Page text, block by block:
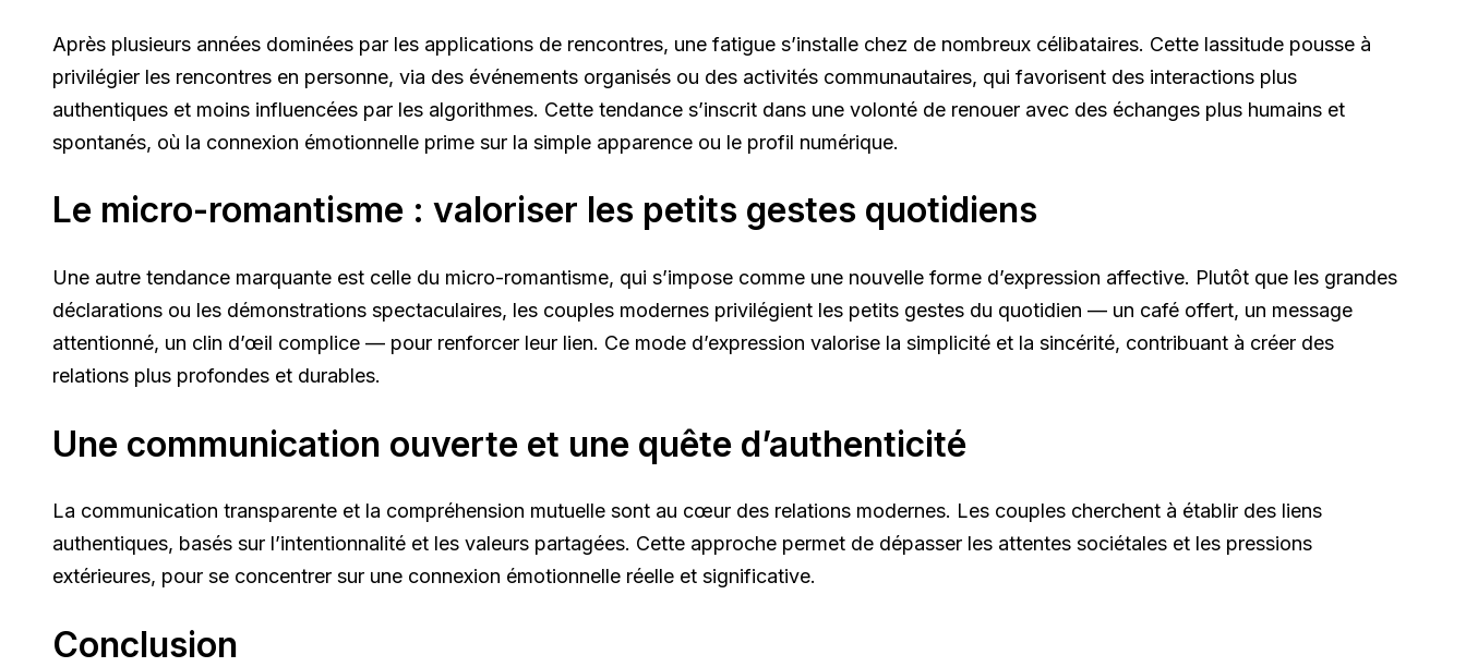
Après plusieurs années dominées par les applications de rencontres, une fatigue s’installe chez de nombreux célibataires. Cette lassitude pousse à
privilégier les rencontres en personne, via des événements organisés ou des activités communautaires, qui favorisent des interactions plus
authentiques et moins influencées par les algorithmes. Cette tendance s’inscrit dans une volonté de renouer avec des échanges plus humains et
spontanés, où la connexion émotionnelle prime sur la simple apparence ou le profil numérique.
Le micro-romantisme : valoriser les petits gestes quotidiens
Une autre tendance marquante est celle du micro-romantisme, qui s’impose comme une nouvelle forme d’expression affective. Plutôt que les grandes
déclarations ou les démonstrations spectaculaires, les couples modernes privilégient les petits gestes du quotidien — un café offert, un message
attentionné, un clin d’œil complice — pour renforcer leur lien. Ce mode d’expression valorise la simplicité et la sincérité, contribuant à créer des
relations plus profondes et durables.
Une communication ouverte et une quête d’authenticité
La communication transparente et la compréhension mutuelle sont au cœur des relations modernes. Les couples cherchent à établir des liens
authentiques, basés sur l’intentionnalité et les valeurs partagées. Cette approche permet de dépasser les attentes sociétales et les pressions
extérieures, pour se concentrer sur une connexion émotionnelle réelle et significative.
Conclusion